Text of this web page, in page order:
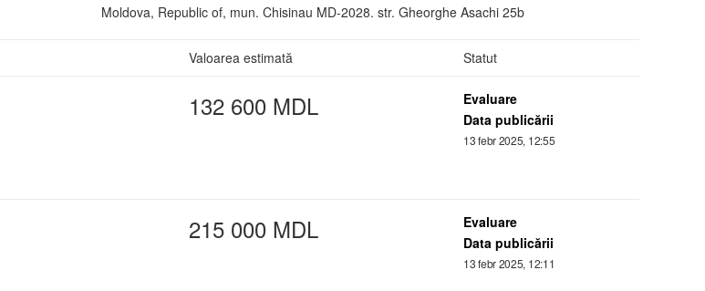
Moldova, Republic of, mun. Chisinau MD-2028. str. Gheorghe Asachi 25b
Valoarea estimată Statut
132 600 MDL
Evaluare
Data publicării
13 febr 2025, 12:55
215 000 MDL
Evaluare
Data publicării
13 febr 2025, 12:11